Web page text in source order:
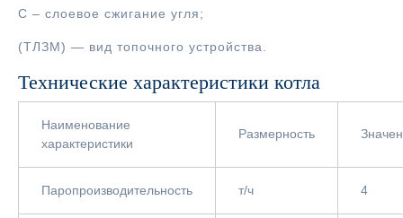
С – слоевое сжигание угля;
(ТЛЗМ) — вид топочного устройства.
Технические характеристики котла
Наименование
характеристики
Размерность
Паропроизводительность т/ч 4